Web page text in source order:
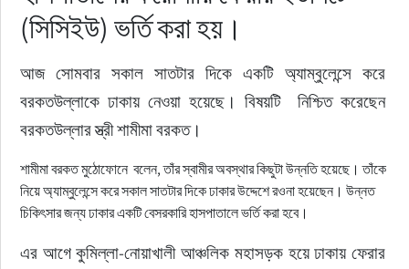
(সিসিইউ) ভর্তি করা হয়।
আজ সোমবার সকাল সাতটার দিকে একটি অ্যাম্বুলেন্সে করে
বরকতউল্লাকে ঢাকায় নেওয়া হয়েছে। বিষয়টি  নিশ্চিত করেছেন
বরকতউল্লার স্ত্রী শামীমা বরকত।
শামীমা বরকত মুঠোফোনে বলেন, তাঁর স্বামীর অবস্থার কিছুটা উন্নতি হয়েছে। তাঁকে
নিয়ে অ্যাম্বুলেন্সে করে সকাল সাতটার দিকে ঢাকার উদ্দেশে রওনা হয়েছেন। উন্নত
চিকিৎসার জন্য ঢাকার একটি বেসরকারি হাসপাতালে ভর্তি করা হবে।
এর আগে কুমিল্লা-নোয়াখালী আঞ্চলিক মহাসড়ক হয়ে ঢাকায় ফেরার